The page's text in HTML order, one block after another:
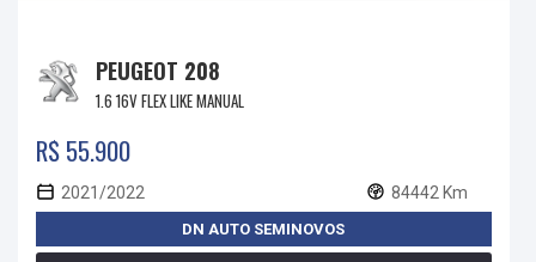
PEUGEOT 208
1.6 16V FLEX LIKE MANUAL
R$ 55.900
2021/2022 84442 Km
DN AUTO SEMINOVOS